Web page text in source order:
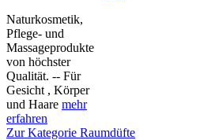
Naturkosmetik,
Pflege- und
Massageprodukte
von höchster
Qualität. -- Für
Gesicht , Körper
und Haare mehr
erfahren
Zur Kategorie Raumdüfte